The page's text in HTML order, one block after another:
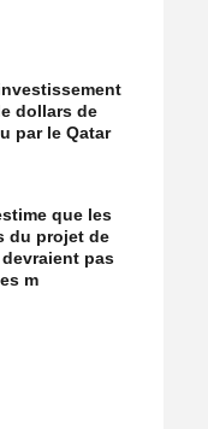
du
dollars de
par le Qatar
que les
du projet de
pas
m